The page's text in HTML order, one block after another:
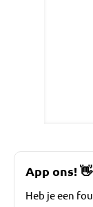
App ons!👋
Heb je een